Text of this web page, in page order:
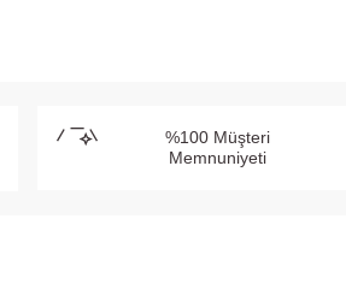
%100 Müşteri
Memnuniyeti